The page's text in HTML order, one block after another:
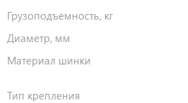
Грузоподъемность, кг
Диаметр, мм
Материал шинки
Тип крепления